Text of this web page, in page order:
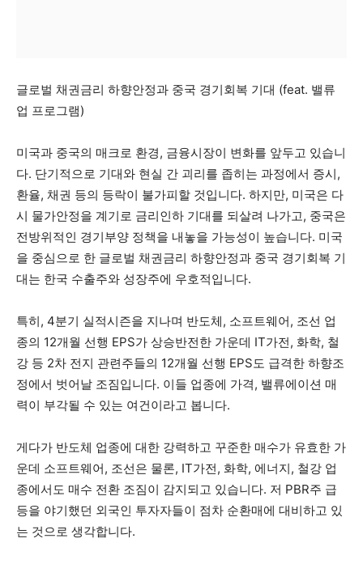
글로벌 채권금리 하향안정과 중국 경기회복 기대 (feat. 밸류
업 프로그램)
미국과 중국의 매크로 환경, 금융시장이 변화를 앞두고 있습니
다. 단기적으로 기대와 현실 간 괴리를 좁히는 과정에서 증시,
환율, 채권 등의 등락이 불가피할 것입니다. 하지만, 미국은 다
시 물가안정을 계기로 금리인하 기대를 되살려 나가고, 중국은
전방위적인 경기부양 정책을 내놓을 가능성이 높습니다. 미국
을 중심으로 한 글로벌 채권금리 하향안정과 중국 경기회복 기
대는 한국 수출주와 성장주에 우호적입니다.
특히, 4분기 실적시즌을 지나며 반도체, 소프트웨어, 조선 업
종의 12개월 선행 EPS가 상승반전한 가운데 IT가전, 화학, 철
강 등 2차 전지 관련주들의 12개월 선행 EPS도 급격한 하향조
정에서 벗어날 조짐입니다. 이들 업종에 가격, 밸류에이션 매
력이 부각될 수 있는 여건이라고 봅니다.
게다가 반도체 업종에 대한 강력하고 꾸준한 매수가 유효한 가
운데 소프트웨어, 조선은 물론, IT가전, 화학, 에너지, 철강 업
종에서도 매수 전환 조짐이 감지되고 있습니다. 저 PBR주 급
등을 야기했던 외국인 투자자들이 점차 순환매에 대비하고 있
는 것으로 생각합니다.